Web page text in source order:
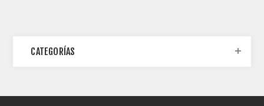
CATEGORÍAS